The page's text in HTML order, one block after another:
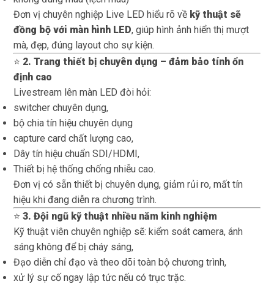
Đơn vị chuyên nghiệp Live LED hiểu rõ về kỹ thuật sẽ
đồng bộ với màn hình LED, giúp hình ảnh hiển thị mượt
mà, đẹp, đúng layout cho sự kiện.
⭐ 2. Trang thiết bị chuyên dụng – đảm bảo tính ổn
định cao
Livestream lên màn LED đòi hỏi:
switcher chuyên dụng,
bộ chia tín hiệu chuyên dụng
capture card chất lượng cao,
Dây tín hiệu chuẩn SDI/HDMI,
Thiết bị hệ thống chống nhiễu cao.
Đơn vị có sẵn thiết bị chuyên dụng, giảm rủi ro, mất tín
hiệu khi đang diễn ra chương trình.
⭐3. Đội ngũ kỹ thuật nhiều năm kinh nghiệm
Kỹ thuật viên chuyên nghiệp sẽ: kiểm soát camera, ánh
sáng không để bị cháy sáng,
Đạo diễn chỉ đạo và theo dõi toàn bộ chương trình,
xử lý sự cố ngay lập tức nếu có trục trặc.